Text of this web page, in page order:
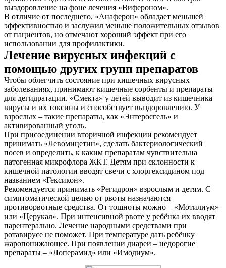
выздоровление на фоне лечения «Вифероном».
В отличие от последнего, «Анаферон» обладает меньшей
эффективностью и заслужил меньше положительных отзывов
от пациентов, но отмечают хороший эффект при его
использовании для профилактики.
Лечение вирусных инфекций с
помощью других групп препаратов
Чтобы облегчить состояние при кишечных вирусных
заболеваниях, принимают кишечные сорбенты и препараты
для дегидратации. «Смекта» у детей выводит из кишечника
вирусы и их токсины и способствует выздоровлению. У
взрослых – такие препараты, как «Энтеросгель» и
активированный уголь.
При присоединении вторичной инфекции рекомендует
принимать «Левомицетин», сделать бактериологический
посев и определить, к каким препаратам чувствительна
патогенная микрофлора ЖКТ. Детям при склонности к
кишечной патологии вводят свечи с хлоргексидином под
названием «Гексикон».
Рекомендуется принимать «Регидрон» взрослым и детям. С
симптоматической целью от рвоты назначаются
противорвотные средства. От тошноты можно – «Мотилиум»
или «Церукал». При интенсивной рвоте у ребёнка их вводят
парентерально. Лечение народными средствами при
ротавирусе не поможет. При температуре дать ребёнку
жаропонижающее. При появлении диареи – недорогие
препараты – «Лоперамид» или «Имодиум».